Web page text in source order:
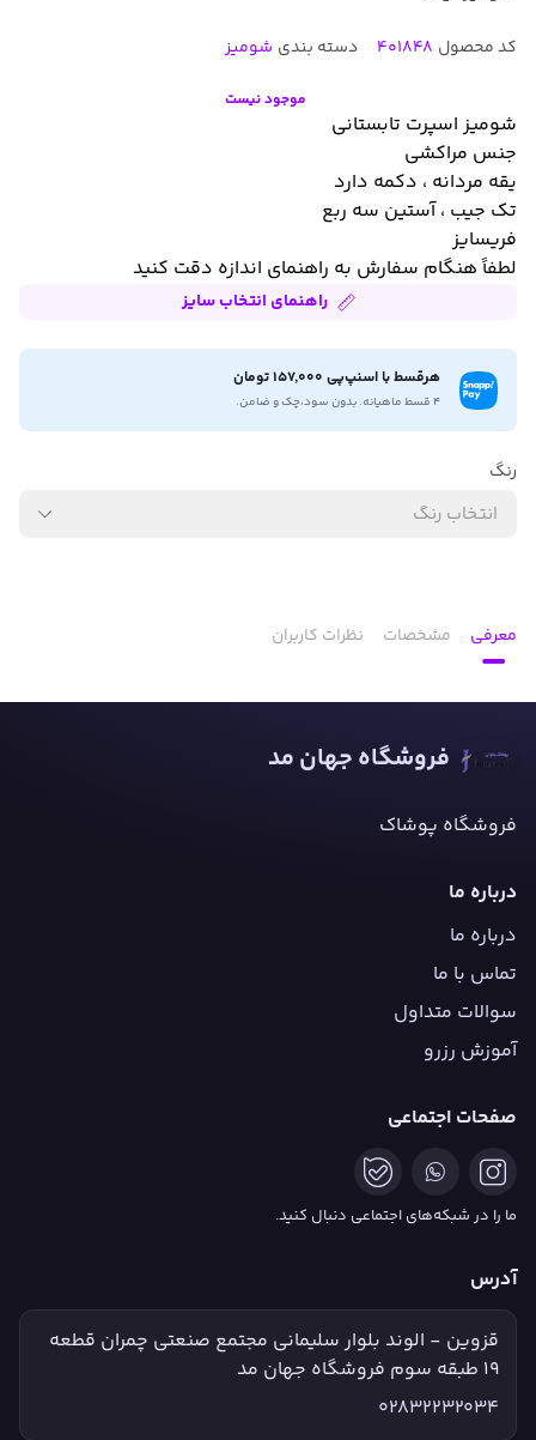
کد محصول 401848 دسته بندی شومیز
موجود نیست
شومیز اسپرت تابستانی
جنس مراکشی
یقه مردانه ، دکمه دارد
تک جیب ، آستین سه ربع
فریسایز
لطفاً هنگام سفارش به راهنمای اندازه دقت کنید
راهنمای انتخاب سایز
هرقسط با اسنپ‌پی 157,000 تومان
۴ قسط ماهیانه. بدون سود،چک و ضامن.
رنگ
انتخاب رنگ
معرفی مشخصات نظرات کاربران
فروشگاه جهان مد
فروشگاه پوشاک
درباره ما
درباره ما
تماس با ما
سوالات متداول
آموزش رزرو
صفحات اجتماعی
ما را در شبکه‌های اجتماعی دنبال کنید.
آدرس
قزوین - الوند بلوار سلیمانی مجتمع صنعتی چمران قطعه
۱۹ طبقه سوم فروشگاه جهان مد
02832232034